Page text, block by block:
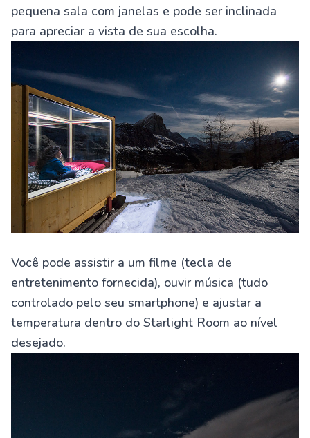
pequena sala com janelas e pode ser inclinada
para apreciar a vista de sua escolha.
Você pode assistir a um filme (tecla de
entretenimento fornecida), ouvir música (tudo
controlado pelo seu smartphone) e ajustar a
temperatura dentro do Starlight Room ao nível
desejado.